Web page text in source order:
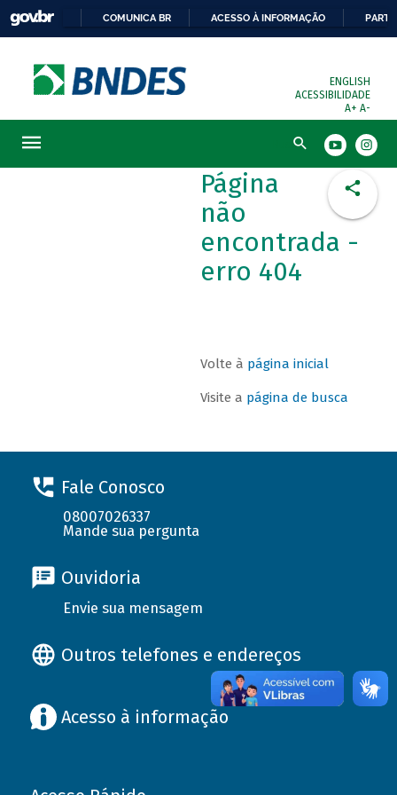
COMUNICA BR ACESSO À INFORMAÇÃO
ENGLISH
ACESSIBILIDADE
A+ A-
Busca
Página
não
encontrada -
erro 404
Volte à página inicial
Visite a página de busca
Fale Conosco
08007026337
Mande sua pergunta
Ouvidoria
Envie sua mensagem
Outros telefones e endereços
Acesso à informação